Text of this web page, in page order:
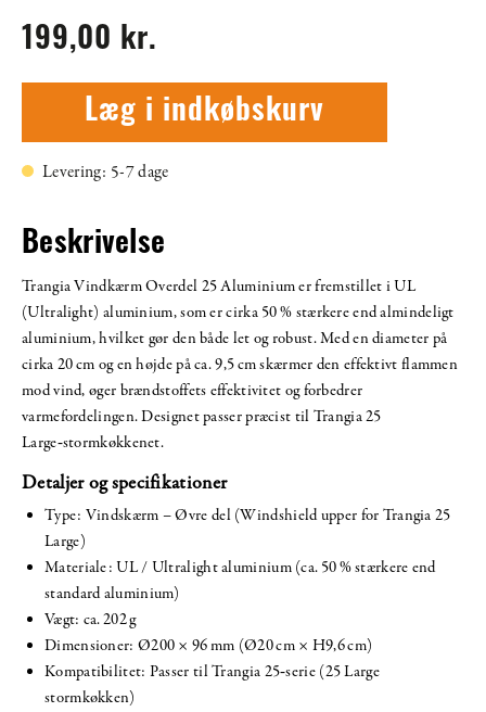
199,00 kr.
Læg i indkøbskurv
Levering: 5-7 dage
Beskrivelse
Trangia Vindkærm Overdel 25 Aluminium er fremstillet i UL
(Ultralight) aluminium, som er cirka 50 % stærkere end almindeligt
aluminium, hvilket gør den både let og robust. Med en diameter på
cirka 20 cm og en højde på ca. 9,5 cm skærmer den effektivt flammen
mod vind, øger brændstoffets effektivitet og forbedrer
varmefordelingen. Designet passer præcist til Trangia 25
Large‑stormkøkkenet.
Detaljer og specifikationer
Type: Vindskærm – Øvre del (Windshield upper for Trangia 25
Large)
Materiale: UL / Ultralight aluminium (ca. 50 % stærkere end
standard aluminium)
Vægt: ca. 202 g
Dimensioner: Ø200 × 96 mm (Ø20 cm × H9,6 cm)
Kompatibilitet: Passer til Trangia 25‑serie (25 Large
stormkøkken)